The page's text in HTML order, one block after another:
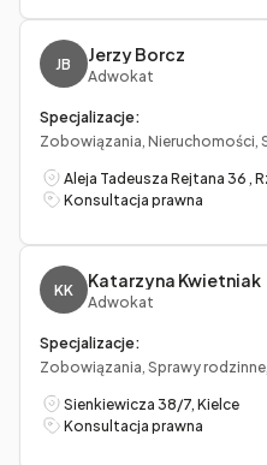
JB Jerzy Borcz
Adwokat
Specjalizacje:
Zobowiązania, Nieruchomości,
Aleja Tadeusza Rejtana 36 ,
Konsultacja prawna
KK Katarzyna Kwietniak
Adwokat
Specjalizacje:
Zobowiązania, Sprawy
Sienkiewicza 38/7, Kielce
Konsultacja prawna